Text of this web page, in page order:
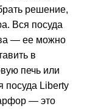
решение,
Вся посуда
— ее можно
в
печь или
посуда Liberty
— это